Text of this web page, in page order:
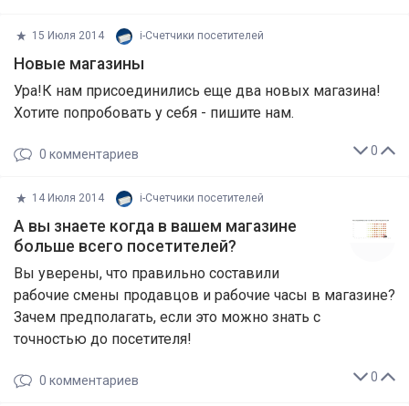
15 Июля 2014 i-Cчетчики посетителей
Новые магазины
Ура!К нам присоединились еще два новых магазина!
Хотите попробовать у себя - пишите нам.
0
0 комментариев
14 Июля 2014 i-Cчетчики посетителей
А вы знаете когда в вашем магазине
больше всего посетителей?
Вы уверены, что правильно составили
рабочие смены продавцов и рабочие часы в магазине?
Зачем предполагать, если это можно знать с
точностью до посетителя!
0
0 комментариев